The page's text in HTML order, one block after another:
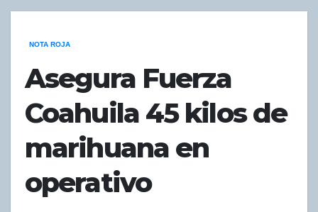
NOTA ROJA
Asegura Fuerza
Coahuila 45 kilos de
marihuana en
operativo